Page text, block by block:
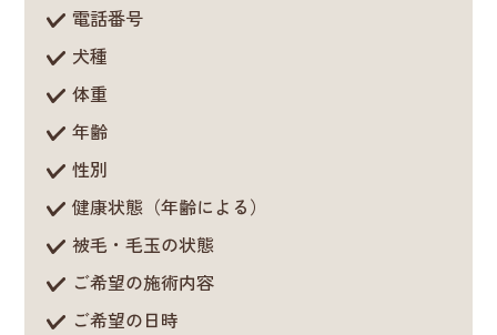
電話番号
犬種
体重
年齢
性別
健康状態（年齢による）
被毛・毛玉の状態
ご希望の施術内容
ご希望の日時